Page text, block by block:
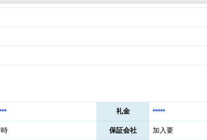
礼金 *****
時 保証会社 加入要